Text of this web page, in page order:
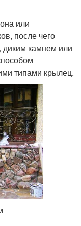
или
после чего
диким камнем или
типами крылец.